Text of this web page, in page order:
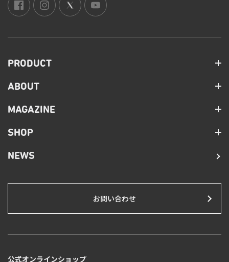
PRODUCT
ABOUT
MAGAZINE
SHOP
NEWS
お問い合わせ
公式オンラインショップ